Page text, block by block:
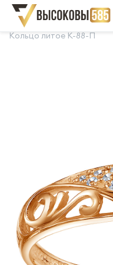
Главная Склад
Кольцо литое К-88-П